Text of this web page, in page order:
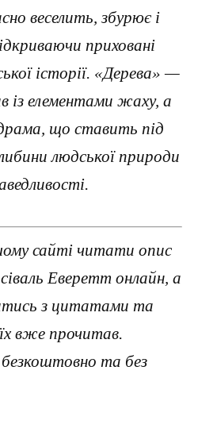
веселить, збурює і
приховані
історії. «Дерева» —
із елементами жаху, а
що ставить під
людської природи
сайті читати опис
Еверетт онлайн, а
з цитатами та
вже прочитав.
та без